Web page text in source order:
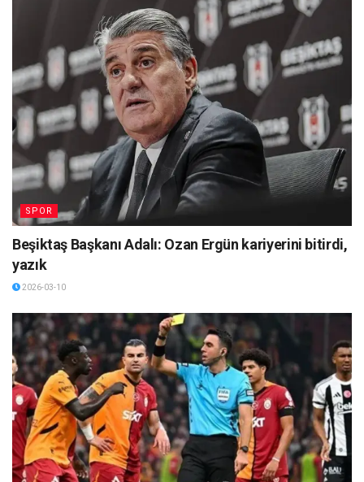
SPOR
Beşiktaş Başkanı Adalı: Ozan Ergün kariyerini bitirdi,
yazık
2026-03-10